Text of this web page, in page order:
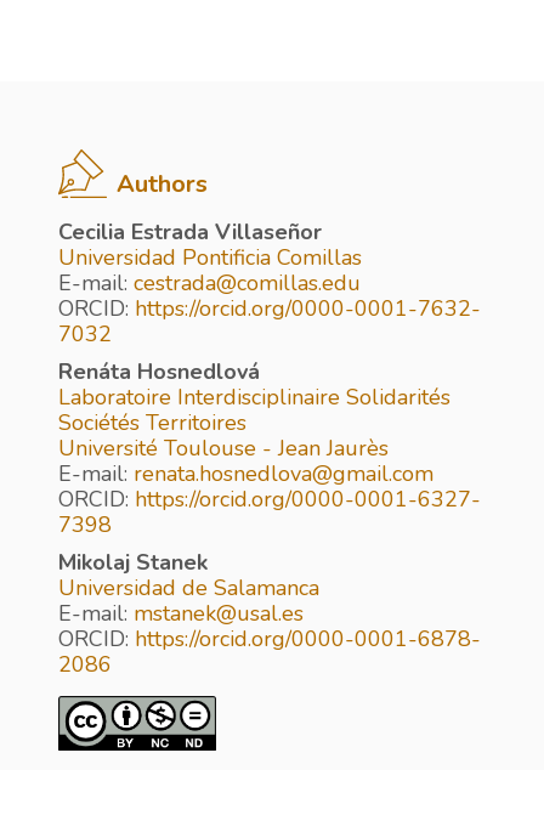
Authors
Cecilia Estrada Villaseñor
Universidad Pontificia Comillas
E-mail: cestrada@comillas.edu
ORCID: https://orcid.org/0000-0001-7632-
7032
Renáta Hosnedlová
Laboratoire Interdisciplinaire Solidarités
Sociétés Territoires
Université Toulouse - Jean Jaurès
E-mail: renata.hosnedlova@gmail.com
ORCID: https://orcid.org/0000-0001-6327-
7398
Mikolaj Stanek
Universidad de Salamanca
E-mail: mstanek@usal.es
ORCID: https://orcid.org/0000-0001-6878-
2086